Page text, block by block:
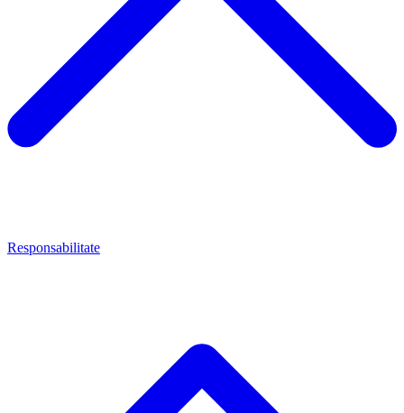
Responsabilitate